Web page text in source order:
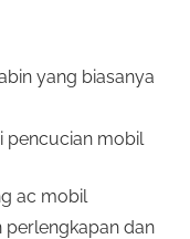
yang biasanya
pencucian mobil
ac mobil
perlengkapan dan